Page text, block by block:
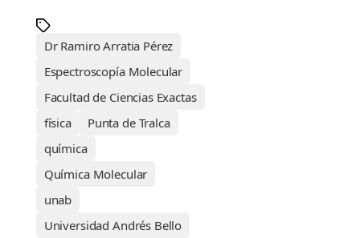
Dr Ramiro Arratia Pérez
Espectroscopía Molecular
Facultad de Ciencias Exactas
física
Punta de Tralca
química
Química Molecular
unab
Universidad Andrés Bello